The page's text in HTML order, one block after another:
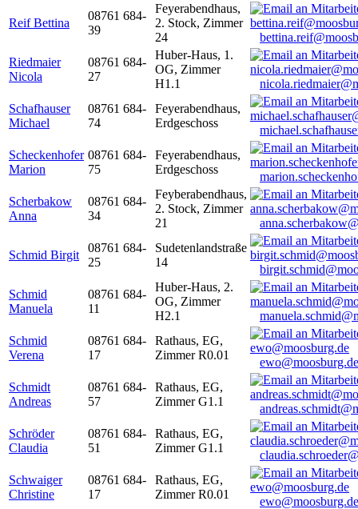
Reif Bettina
08761 684-
39
Feyerabendhaus,
2. Stock, Zimmer
24
Riedmaier
Nicola
08761 684-
27
Huber-Haus, 1.
OG, Zimmer
H1.1
Schafhauser
Michael
08761 684-
74
Feyerabendhaus,
Erdgeschoss
Scheckenhofer
Marion
08761 684-
75
Feyerabendhaus,
Erdgeschoss
Scherbakow
Anna
08761 684-
34
Feyberabendhaus,
2. Stock, Zimmer
21
Schmid Birgit
08761 684-
25
Sudetenlandstraße
14
Schmid
Manuela
08761 684-
11
Huber-Haus, 2.
OG, Zimmer
H2.1
Schmid
Verena
08761 684-
17
Rathaus, EG,
Zimmer R0.01
ewo@moosburg.de
Schmidt
Andreas
08761 684-
57
Rathaus, EG,
Zimmer G1.1
Schröder
Claudia
08761 684-
51
Rathaus, EG,
Zimmer G1.1
Schwaiger
Christine
08761 684-
17
Rathaus, EG,
Zimmer R0.01
ewo@moosburg.de